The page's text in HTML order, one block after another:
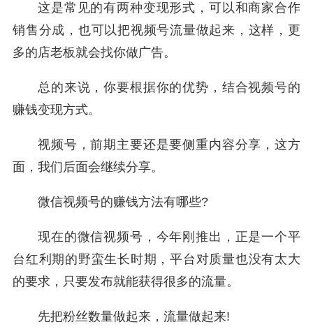
这是常见的有两种变现形式，可以和商家合作
销售分成，也可以把视频号流量做起来，这样，更
多的店老板就会找你做广告。
总的来说，你要根据你的优势，结合视频号的
赚钱变现方式。
视频号，前期主要还是要侧重内容分享，这方
面，我们后面会继续分享。
微信视频号的赚钱方法有哪些?
现在的微信视频号，今年刚推出，正是一个平
台红利期的野蛮生长时期，平台对质量也没有太大
的要求，只要发布就能获得很多的流量。
先把粉丝数量做起来，流量做起来!